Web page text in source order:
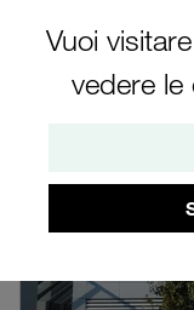
Vuoi
vedere le